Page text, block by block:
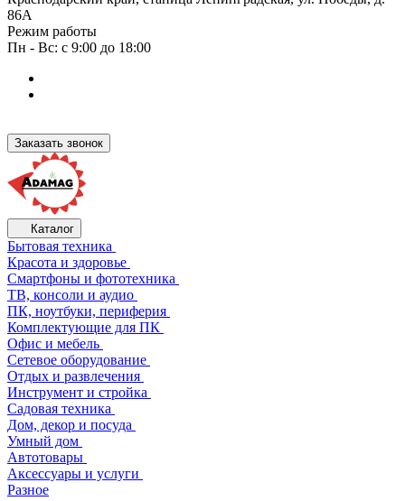
86А
Режим работы
Пн - Вс: с 9:00 до 18:00
Заказать звонок
Каталог
Бытовая техника
Красота и здоровье
Смартфоны и фототехника
ТВ, консоли и аудио
ПК, ноутбуки, периферия
Комплектующие для ПК
Офис и мебель
Сетевое оборудование
Отдых и развлечения
Инструмент и стройка
Садовая техника
Дом, декор и посуда
Умный дом
Автотовары
Аксессуары и услуги
Разное